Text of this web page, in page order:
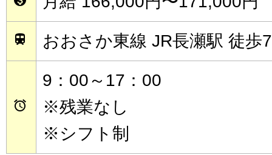
 おおさか東線 JR長瀬駅 徒歩

9：00～17：00
※残業なし
※シフト制